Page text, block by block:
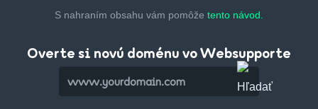
S nahraním obsahu vám pomôže tento návod.
Overte si novú doménu vo Websupporte